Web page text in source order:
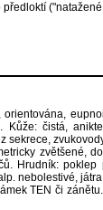
čistá,
zvětšené,
Hrudník:
nebolestivé,
TEN či